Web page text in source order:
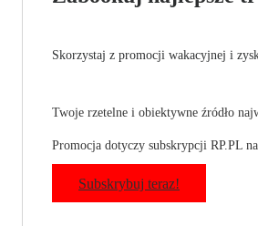
Skorzystaj z promocji wakacyjnej i
Twoje rzetelne i obiektywne źródło
Promocja dotyczy subskrypcji RP.PL
Subskrybuj teraz!